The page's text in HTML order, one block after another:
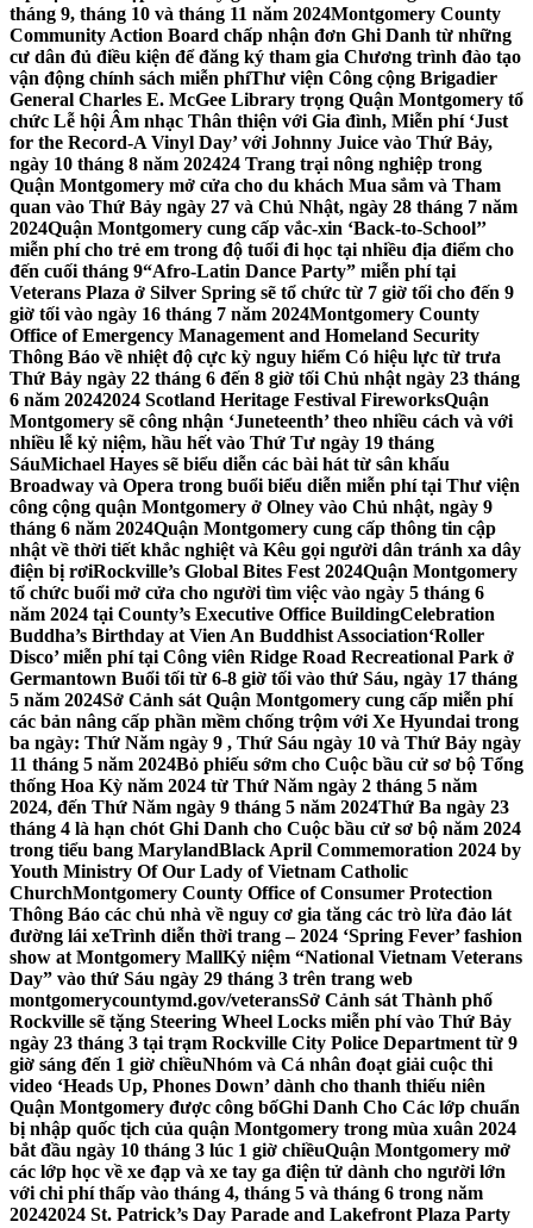
tháng 9, tháng 10 và tháng 11 năm 2024Montgomery County
Community Action Board chấp nhận đơn Ghi Danh từ những
cư dân đủ điều kiện để đăng ký tham gia Chương trình đào tạo
vận động chính sách miễn phíThư viện Công cộng Brigadier
General Charles E. McGee Library trọng Quận Montgomery tổ
chức Lễ hội Âm nhạc Thân thiện với Gia đình, Miễn phí ‘Just
for the Record-A Vinyl Day’ với Johnny Juice vào Thứ Bảy,
ngày 10 tháng 8 năm 202424 Trang trại nông nghiệp trong
Quận Montgomery mở cửa cho du khách Mua sắm và Tham
quan vào Thứ Bảy ngày 27 và Chủ Nhật, ngày 28 tháng 7 năm
2024Quận Montgomery cung cấp vắc-xin ‘Back-to-School’’
miễn phí cho trẻ em trong độ tuổi đi học tại nhiều địa điểm cho
đến cuối tháng 9“Afro-Latin Dance Party” miễn phí tại
Veterans Plaza ở Silver Spring sẽ tổ chức từ 7 giờ tối cho đến 9
giờ tối vào ngày 16 tháng 7 năm 2024Montgomery County
Office of Emergency Management and Homeland Security
Thông Báo về nhiệt độ cực kỳ nguy hiểm Có hiệu lực từ trưa
Thứ Bảy ngày 22 tháng 6 đến 8 giờ tối Chủ nhật ngày 23 tháng
6 năm 20242024 Scotland Heritage Festival FireworksQuận
Montgomery sẽ công nhận ‘Juneteenth’ theo nhiều cách và với
nhiều lễ kỷ niệm, hầu hết vào Thứ Tư ngày 19 tháng
SáuMichael Hayes sẽ biểu diễn các bài hát từ sân khấu
Broadway và Opera trong buổi biểu diễn miễn phí tại Thư viện
công cộng quận Montgomery ở Olney vào Chủ nhật, ngày 9
tháng 6 năm 2024Quận Montgomery cung cấp thông tin cập
nhật về thời tiết khắc nghiệt và Kêu gọi người dân tránh xa dây
điện bị rơiRockville’s Global Bites Fest 2024Quận Montgomery
tổ chức buổi mở cửa cho người tìm việc vào ngày 5 tháng 6
năm 2024 tại County’s Executive Office BuildingCelebration
Buddha’s Birthday at Vien An Buddhist Association‘Roller
Disco’ miễn phí tại Công viên Ridge Road Recreational Park ở
Germantown Buổi tối từ 6-8 giờ tối vào thứ Sáu, ngày 17 tháng
5 năm 2024Sở Cảnh sát Quận Montgomery cung cấp miễn phí
các bản nâng cấp phần mềm chống trộm với Xe Hyundai trong
ba ngày: Thứ Năm ngày 9 , Thứ Sáu ngày 10 và Thứ Bảy ngày
11 tháng 5 năm 2024Bỏ phiếu sớm cho Cuộc bầu cử sơ bộ Tổng
thống Hoa Kỳ năm 2024 từ Thứ Năm ngày 2 tháng 5 năm
2024, đến Thứ Năm ngày 9 tháng 5 năm 2024Thứ Ba ngày 23
tháng 4 là hạn chót Ghi Danh cho Cuộc bầu cử sơ bộ năm 2024
trong tiểu bang MarylandBlack April Commemoration 2024 by
Youth Ministry Of Our Lady of Vietnam Catholic
ChurchMontgomery County Office of Consumer Protection
Thông Báo các chủ nhà về nguy cơ gia tăng các trò lừa đảo lát
đường lái xeTrình diễn thời trang – 2024 ‘Spring Fever’ fashion
show at Montgomery MallKỷ niệm “National Vietnam Veterans
Day” vào thứ Sáu ngày 29 tháng 3 trên trang web
montgomerycountymd.gov/veteransSở Cảnh sát Thành phố
Rockville sẽ tặng Steering Wheel Locks miễn phí vào Thứ Bảy
ngày 23 tháng 3 tại trạm Rockville City Police Department từ 9
giờ sáng đến 1 giờ chiềuNhóm và Cá nhân đoạt giải cuộc thi
video ‘Heads Up, Phones Down’ dành cho thanh thiếu niên
Quận Montgomery được công bốGhi Danh Cho Các lớp chuẩn
bị nhập quốc tịch của quận Montgomery trong mùa xuân 2024
bắt đầu ngày 10 tháng 3 lúc 1 giờ chiềuQuận Montgomery mở
các lớp học về xe đạp và xe tay ga điện tử dành cho người lớn
với chi phí thấp vào tháng 4, tháng 5 và tháng 6 trong năm
20242024 St. Patrick’s Day Parade and Lakefront Plaza Party